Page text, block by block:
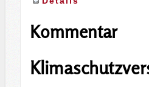
Kommentar